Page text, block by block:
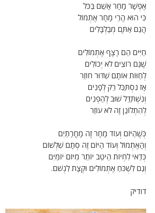
אֶפְשָׁר מָחָר אָשֵׁם בַּכֹּל
כִּי הוּא הֲרֵי מָחָר אֶתְמוֹל
הֲגַם אַתֶּם מְבֻלְבָּלִים
חַיִּים הֵם רֶצֶף אֶתְמוֹלִים
שֶׁגַּם רוֹצִים לֹא יְכוֹלִים
לְחַוּוֹת אוֹתָם שִׁדּוּר חוֹזֵר
אָז נִסְתַּכֵּל רַק לְפָנִים
וְנִשְׁתַּדֵּל שׁוּב לְהַפְנִים
לְהִתְלוֹנֵן זֶה לֹא עוֹזֵר
כְּשֶׁהַיּוֹם וְעוֹד מָחָר זֶה מָחֳרָתַיִם
וְהָאֶתְמוֹל וְעוֹד הַיּוֹם זֶה סְתָם שִׁלְשׁוֹם
כְּדַאי לִחְיוֹת הֵיטֵב יוֹתֵר מִיּוֹם יוֹמַיִם
וְגַם לִשְׁכֹּחַ אֶתְמוֹלִים וּקְצָת לִנְשֹׁם.
דודיק